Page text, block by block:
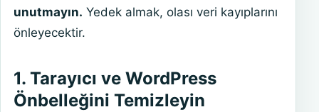
unutmayın. Yedek almak, olası veri kayıplarını
önleyecektir.
1. Tarayıcı ve WordPress
Önbelleğini Temizleyin